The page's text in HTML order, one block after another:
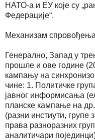
НАТО-а и ЕУ које су
Федерације“.
Механизам
Генерално, Запад у
прошле и ове године
кампању на
чине: 1. Политичке
јавног информисања
планске кампање на
(разни инстиути,
права разноразних
аналитичари